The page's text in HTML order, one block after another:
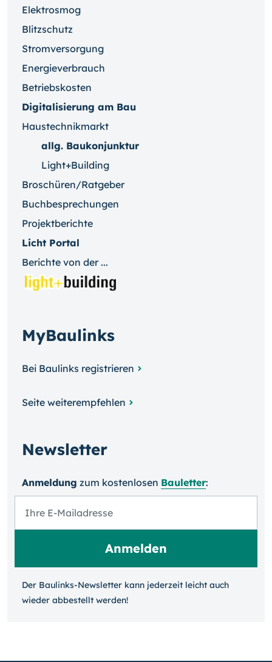
Elektrosmog
Blitzschutz
Stromversorgung
Energieverbrauch
Betriebskosten
Digitalisierung am Bau
Haustechnikmarkt
allg. Baukonjunktur
Light+Building
Broschüren/Ratgeber
Buchbesprechungen
Projektberichte
Licht Portal
Berichte von der ...
MyBaulinks
Bei Baulinks registrieren
Seite weiterempfehlen
Newsletter
Anmeldung zum kosten­losen Bauletter:
Der Baulinks-Newsletter kann jeder­zeit leicht auch
wieder ab­bestellt werden!